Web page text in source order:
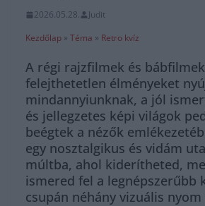
2026.05.28.
Judit
Kezdőlap » Téma » Retro kvíz
A régi rajzfilmek és
felejthetetlen élményeket
mindannyiunknak, a jól
és jellegzetes képi világok
beégtek a nézők
egy nosztalgikus és vidám
múltba, ahol kiderítheted,
ismered fel a legnépszerűbb
csupán néhány vizuális nyom